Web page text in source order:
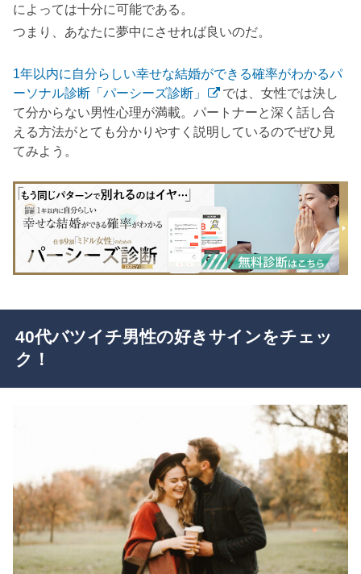
によっては十分に可能である。
つまり、あなたに夢中にさせれば良いのだ。
1年以内に自分らしい幸せな結婚ができる確率がわかるパ
ーソナル診断「パーシーズ診断」
では、女性では決し
て分からない男性心理が満載。パートナーと深く話し合
える方法がとても分かりやすく説明しているのでぜひ見
てみよう。
40代バツイチ男性の好きサインをチェッ
ク！